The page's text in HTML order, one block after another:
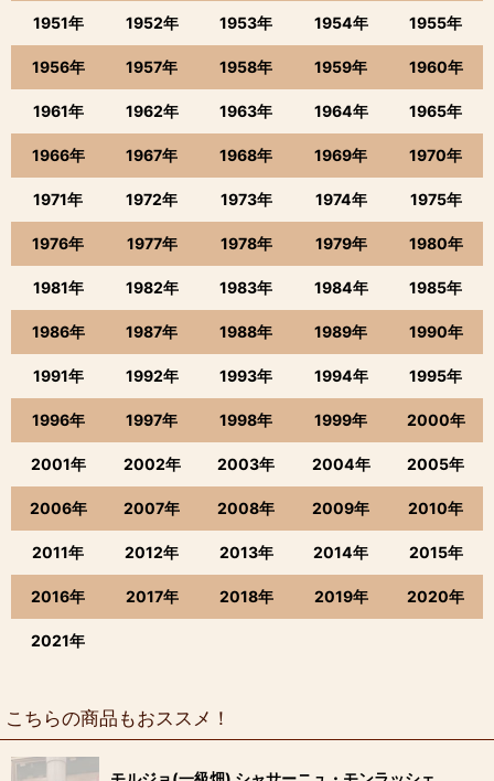
1951年 1952年 1953年 1954年 1955年
1956年 1957年 1958年 1959年 1960年
1961年 1962年 1963年 1964年 1965年
1966年 1967年 1968年 1969年 1970年
1971年 1972年 1973年 1974年 1975年
1976年 1977年 1978年 1979年 1980年
1981年 1982年 1983年 1984年 1985年
1986年 1987年 1988年 1989年 1990年
1991年 1992年 1993年 1994年 1995年
1996年 1997年 1998年 1999年 2000年
2001年 2002年 2003年 2004年 2005年
2006年 2007年 2008年 2009年 2010年
2011年 2012年 2013年 2014年 2015年
2016年 2017年 2018年 2019年 2020年
2021年
こちらの商品もおススメ！